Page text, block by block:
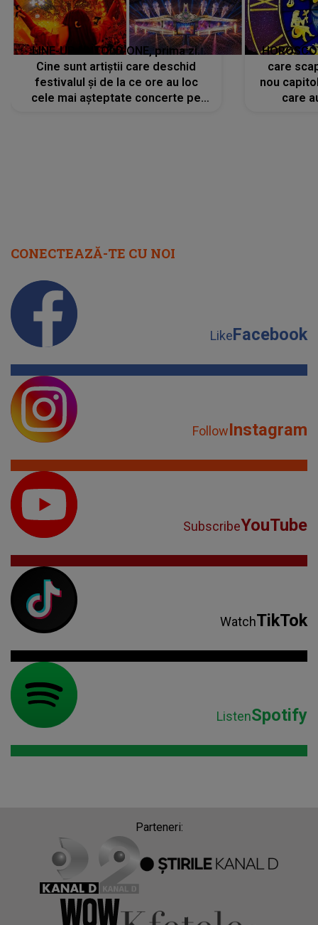
LINE-UP UNTOLD ONE, prima zi.
Cine sunt artiștii care deschid
festivalul și de la ce ore au loc
cele mai așteptate concerte pe
care
nou
care
CONECTEAZĂ-TE CU NOI
LikeFacebook
FollowInstagram
SubscribeYouTube
WatchTikTok
ListenSpotify
Parteneri: